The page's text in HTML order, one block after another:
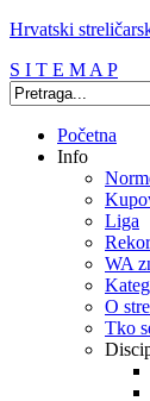
Hrvatski
S I T E M A P
Početna
Info
Liga
WA
O
Tko